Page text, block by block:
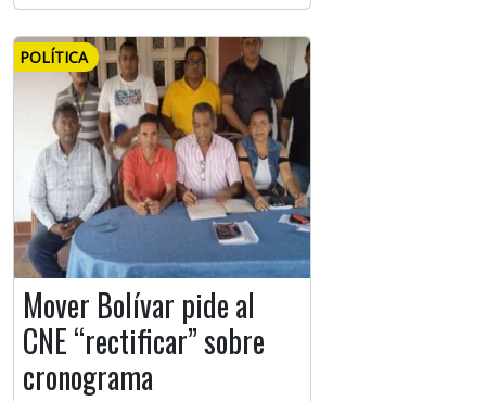
POLÍTICA
Mover Bolívar pide al
CNE “rectificar” sobre
cronograma